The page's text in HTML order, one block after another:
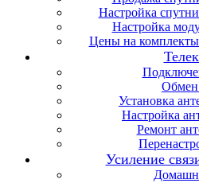
Настройка
Настройка
Цены на
Обмен
Установка
Настройка
Ремонт
Усиление